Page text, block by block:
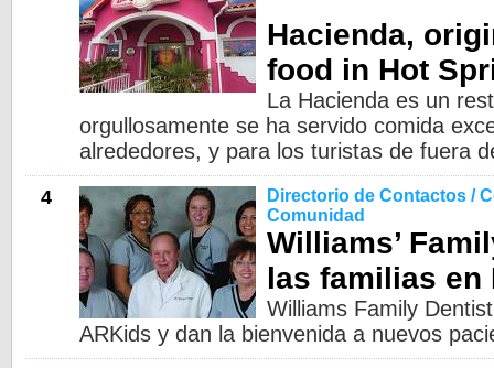
Hacienda,
food in Hot
La Hacienda es un
orgullosamente se ha servido comida
alrededores, y para los turistas de fuera
4
Directorio de Contactos /
Comunidad
Williams’
las familias en
Williams Family
ARKids y dan la bienvenida a nuevos